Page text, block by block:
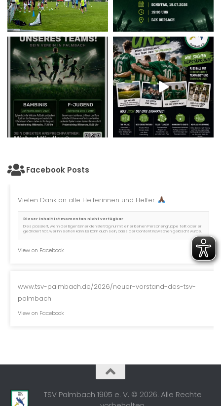
Facebook Posts
Vielen Dank an alle Helferinnen und Helfer.
Dieser Inhalt ist momentan nicht verfügbar
Dies passiert, wenn der Eigentümer den Beitrag nur mit einer kleinen Personengruppe teilt oder er
geändert hat, wer ihn sehen kann. Es kann auch sein, dass der Content inzwischen gelöscht wurde.
View on Facebook
www.tsv-palmbach.de/2026/neuer-vorstand-des-tsv-
palmbach
View on Facebook
TSV Palmbach 1905 e. V. © 2026. Alle Rechte